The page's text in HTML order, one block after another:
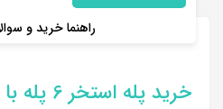
راهنما خرید و
خرید پله استخر 6 پله با کف پله پلاستیک